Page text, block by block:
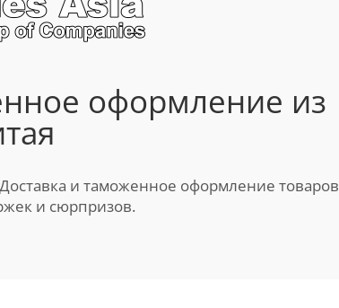
оформление из
и таможенное оформление
и сюрпризов.